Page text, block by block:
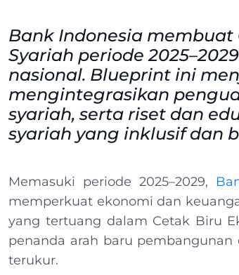
Bank Indonesia membuat
Syariah periode
nasional. Blueprint ini
mengintegrasikan
syariah, serta riset dan
syariah yang inklusif dan
Memasuki periode 2025–2029,
memperkuat ekonomi dan
yang tertuang dalam Cetak Biru
penanda arah baru
terukur.